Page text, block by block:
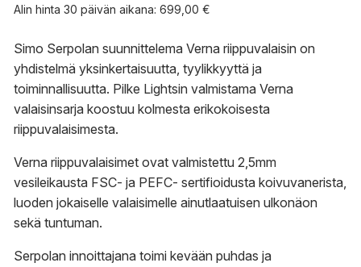
Alin hinta 30 päivän aikana: 699,00 €
Simo Serpolan suunnittelema Verna riippuvalaisin on
yhdistelmä yksinkertaisuutta, tyylikkyyttä ja
toiminnallisuutta. Pilke Lightsin valmistama Verna
valaisinsarja koostuu kolmesta erikokoisesta
riippuvalaisimesta.
Verna riippuvalaisimet ovat valmistettu 2,5mm
vesileikausta FSC- ja PEFC- sertifioidusta koivuvanerista,
luoden jokaiselle valaisimelle ainutlaatuisen ulkonäon
sekä tuntuman.
Serpolan innoittajana toimi kevään puhdas ja